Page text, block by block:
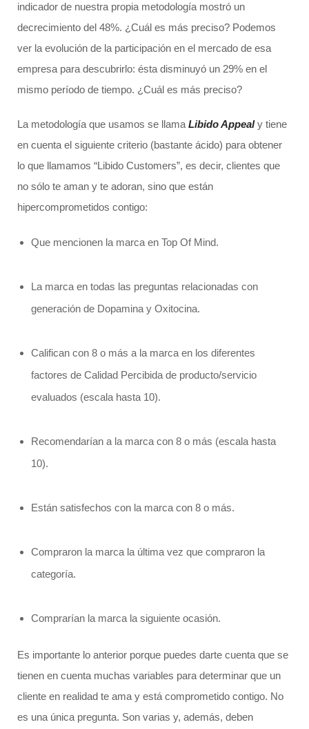
indicador de nuestra propia metodología mostró un
decrecimiento del 48%. ¿Cuál es más preciso? Podemos
ver la evolución de la participación en el mercado de esa
empresa para descubrirlo: ésta disminuyó un 29% en el
mismo período de tiempo. ¿Cuál es más preciso?
La metodología que usamos se llama Libido Appealy tiene
en cuenta el siguiente criterio (bastante ácido) para obtener
lo que llamamos “Libido Customers”, es decir, clientes que
no sólo te aman y te adoran, sino que están
hipercomprometidos contigo:
Que mencionen la marca en Top Of Mind.
La marca en todas las preguntas relacionadas con
generación de Dopamina y Oxitocina.
Califican con 8 o más a la marca en los diferentes
factores de Calidad Percibida de producto/servicio
evaluados (escala hasta 10).
Recomendarían a la marca con 8 o más (escala hasta
10).
Están satisfechos con la marca con 8 o más.
Compraron la marca la última vez que compraron la
categoría.
Comprarían la marca la siguiente ocasión.
Es importante lo anterior porque puedes darte cuenta que se
tienen en cuenta muchas variables para determinar que un
cliente en realidad te ama y está comprometido contigo. No
es una única pregunta. Son varias y, además, deben